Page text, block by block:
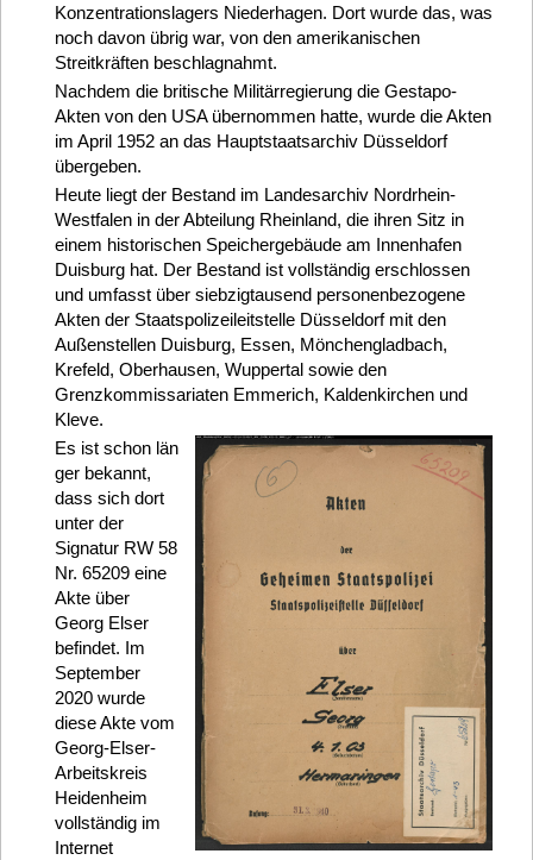
Konzentrationslagers Niederhagen. Dort wurde das, was
noch davon übrig war, von den amerikanischen
Streitkräften beschlagnahmt.
Nachdem die britische Militärregierung die Gestapo-
Akten von den USA übernommen hatte, wurde die Akten
im April 1952 an das Hauptstaatsarchiv Düsseldorf
übergeben.
Heute liegt der Bestand im Landesarchiv Nordrhein-
Westfalen in der Abteilung Rheinland, die ihren Sitz in
einem historischen Speichergebäude am Innenhafen
Duisburg hat. Der Bestand ist vollständig erschlossen
und umfasst über siebzigtausend personenbezogene
Akten der Staatspolizeileitstelle Düsseldorf mit den
Außenstellen Duisburg, Essen, Mönchengladbach,
Krefeld, Oberhausen, Wuppertal sowie den
Grenzkommissariaten Emmerich, Kaldenkirchen und
Kleve.
Es ist schon län
ger bekannt,
dass sich dort
unter der
Signatur RW 58
Nr. 65209 eine
Akte über
Georg Elser
befindet. Im
September
2020 wurde
diese Akte vom
Georg-Elser-
Arbeitskreis
Heidenheim
vollständig im
Internet